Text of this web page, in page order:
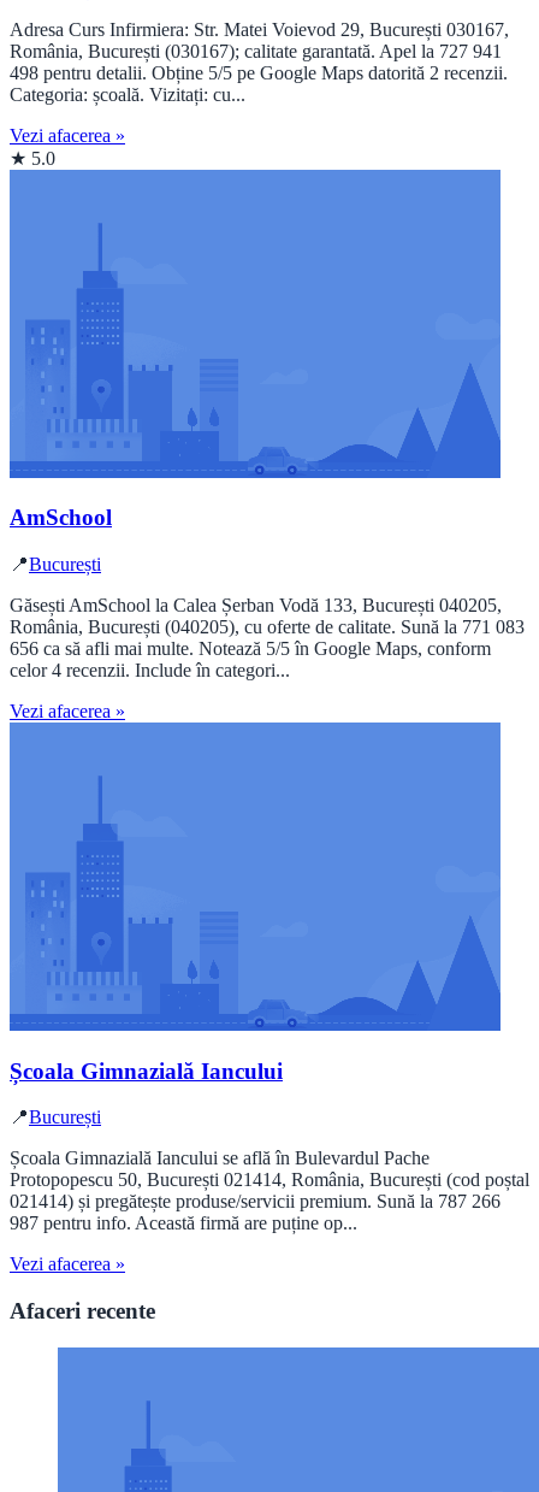
Adresa Curs Infirmiera: Str. Matei Voievod 29, București 030167,
România, București (030167); calitate garantată. Apel la 727 941
498 pentru detalii. Obține 5/5 pe Google Maps datorită 2 recenzii.
Categoria: școală. Vizitați: cu...
Vezi afacerea »
★ 5.0
AmSchool
📍București
Găsești AmSchool la Calea Șerban Vodă 133, București 040205,
România, București (040205), cu oferte de calitate. Sună la 771 083
656 ca să afli mai multe. Notează 5/5 în Google Maps, conform
celor 4 recenzii. Include în categori...
Vezi afacerea »
Școala Gimnazială Iancului
📍București
Școala Gimnazială Iancului se află în Bulevardul Pache
Protopopescu 50, București 021414, România, București (cod poștal
021414) și pregătește produse/servicii premium. Sună la 787 266
987 pentru info. Această firmă are puține op...
Vezi afacerea »
Afaceri recente